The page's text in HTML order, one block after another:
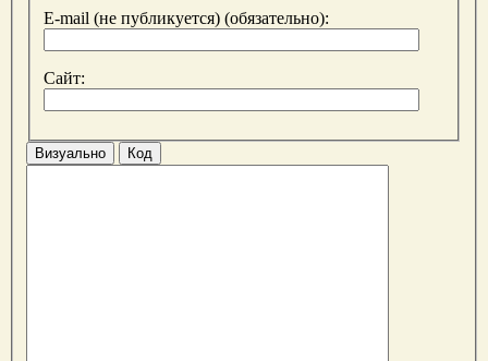
E-mail (не публикуется) (обязательно):
Сайт:
Визуально Код